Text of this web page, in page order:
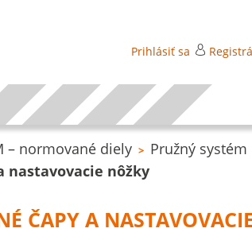
Prihlásiť sa
– normované diely > Pružný
nastavovacie nôžky
ČAPY A